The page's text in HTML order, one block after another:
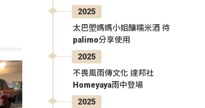
2025
太巴塱媽媽小姐釀糯米酒 待
palimo分享使用
2025
不畏風雨傳文化 達邦社
Homeyaya雨中登場
2025